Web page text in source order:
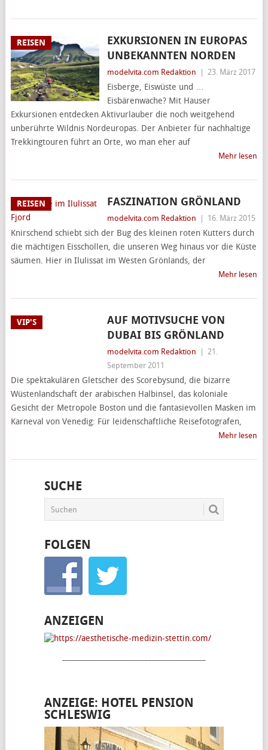
REISEN
EXKURSIONEN IN EUROPAS
UNBEKANNTEN NORDEN
modelvita.com Redaktion 23. März 2017
Eisberge, Eiswüste und …
Eisbärenwache? Mit Hauser
Exkursionen entdecken Aktivurlauber die noch weitgehend
unberührte Wildnis Nordeuropas. Der Anbieter für nachhaltige
Trekkingtouren führt an Orte, wo man eher auf
Mehr lesen
REISEN FASZINATION GRÖNLAND
modelvita.com Redaktion 16. März 2015
Knirschend schiebt sich der Bug des kleinen roten Kutters durch
die mächtigen Eisschollen, die unseren Weg hinaus vor die Küste
säumen. Hier in Ilulissat im Westen Grönlands, der
Mehr lesen
VIP'S
AUF MOTIVSUCHE VON
DUBAI BIS GRÖNLAND
modelvita.com Redaktion
21.
September 2011
Die spektakulären Gletscher des Scorebysund, die bizarre
Wüstenlandschaft der arabischen Halbinsel, das koloniale
Gesicht der Metropole Boston und die fantasievollen Masken im
Karneval von Venedig: Für leidenschaftliche Reisefotografen,
Mehr lesen
SUCHE
FOLGEN
ANZEIGEN
ANZEIGE: HOTEL PENSION
SCHLESWIG